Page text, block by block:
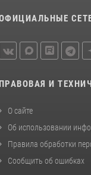
20 июля
неделю
ПРАВОВАЯ И
О сайте
Об использовании
Правила обработки
Сообщить об ошибках